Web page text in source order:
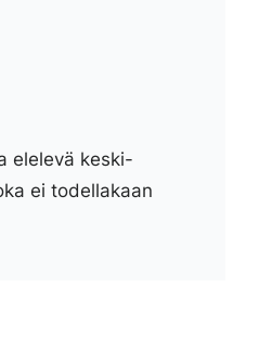
elelevä keski-
ei todellakaan